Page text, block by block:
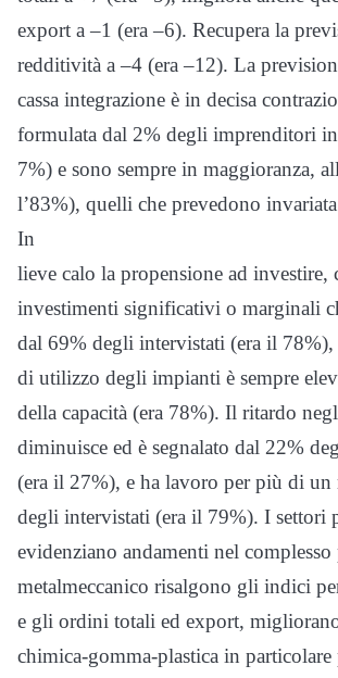
export a –1 (era –6). Recupera la
redditività a –4 (era –12). La
cassa integrazione è in decisa
formulata dal 2% degli imprenditori
7%) e sono sempre in maggioranza,
l’83%), quelli che prevedono
In
lieve calo la propensione ad investire,
investimenti significativi o marginali
dal 69% degli intervistati (era il 78%),
di utilizzo degli impianti è sempre
della capacità (era 78%). Il ritardo
diminuisce ed è segnalato dal 22%
(era il 27%), e ha lavoro per più di un
degli intervistati (era il 79%). I settori
evidenziano andamenti nel
metalmeccanico risalgono gli indici
e gli ordini totali ed export,
chimica-gomma-plastica in particolare